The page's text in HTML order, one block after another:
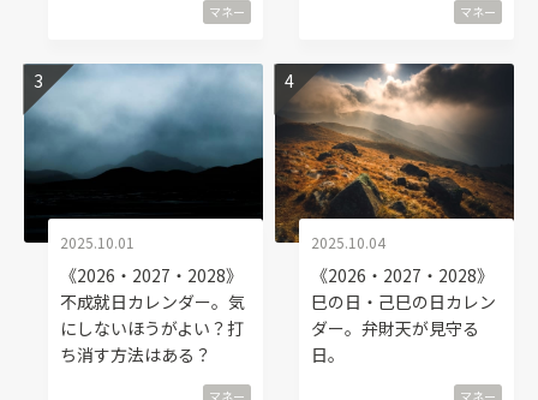
マネー マネー
2025.10.01
《2026・2027・2028》
不成就日カレンダー。気
にしないほうがよい？打
ち消す方法はある？
マネー
2025.10.04
《2026・2027・2028》
巳の日・己巳の日カレン
ダー。弁財天が見守る
日。
マネー